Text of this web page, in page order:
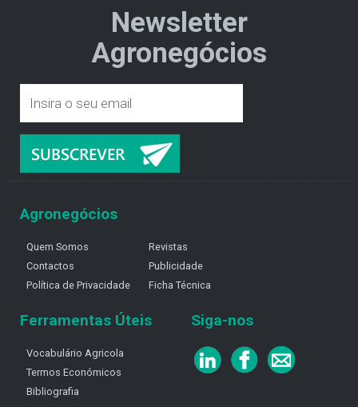
Newsletter
Agronegócios
Agronegócios
Quem Somos
Contactos
Política de Privacidade
Revistas
Publicidade
Ficha Técnica
Ferramentas Úteis
Vocabulário Agricola
Termos Económicos
Bibliografia
Siga-nos